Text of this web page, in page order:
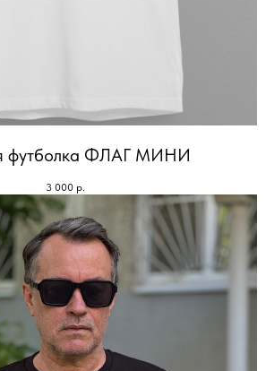
футболка ФЛАГ МИНИ
3 000 р.